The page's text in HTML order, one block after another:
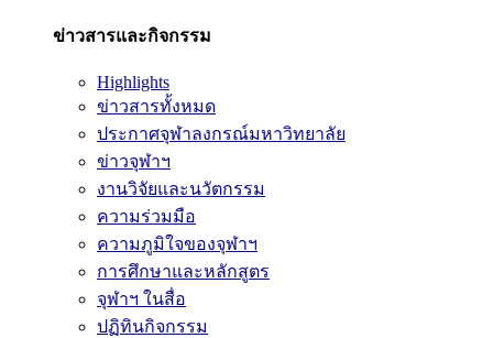
ข่าวสารและกิจกรรม
Highlights
ข่าวสารทั้งหมด
ประกาศจุฬาลงกรณ์มหาวิทยาลัย
ข่าวจุฬาฯ
งานวิจัยและนวัตกรรม
ความร่วมมือ
ความภูมิใจของจุฬาฯ
การศึกษาและหลักสูตร
จุฬาฯ ในสื่อ
ปฏิทินกิจกรรม